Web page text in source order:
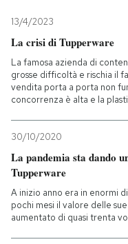
Tecnologia
Internet
Scienza
Cultura
PODCAST
NEWSLETTER
13/4/2023
La crisi di Tupperware
La famosa azienda di
grosse difficoltà e rischia il
vendita porta a porta non
concorrenza è alta e la
30/10/2020
La pandemia sta dando
Tupperware
A inizio anno era in enormi
pochi mesi il valore delle
aumentato di quasi trenta